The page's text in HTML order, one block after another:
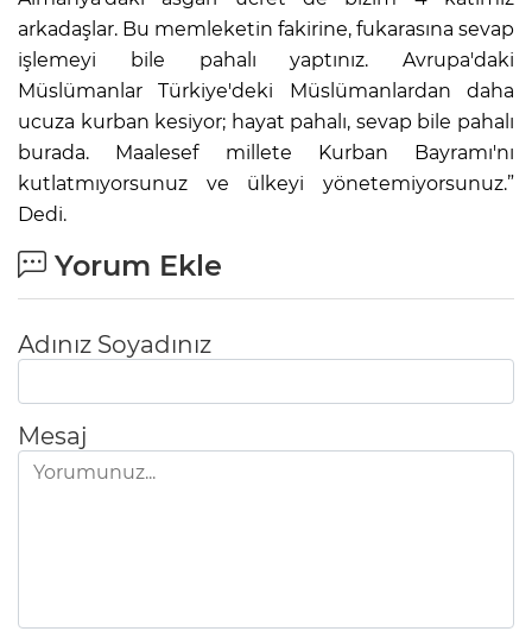
arkadaşlar. Bu memleketin fakirine, fukarasına sevap
işlemeyi bile pahalı yaptınız. Avrupa'daki
Müslümanlar Türkiye'deki Müslümanlardan daha
ucuza kurban kesiyor; hayat pahalı, sevap bile pahalı
burada. Maalesef millete Kurban Bayramı'nı
kutlatmıyorsunuz ve ülkeyi yönetemiyorsunuz.”
Dedi.
Yorum Ekle
Adınız Soyadınız
Mesaj